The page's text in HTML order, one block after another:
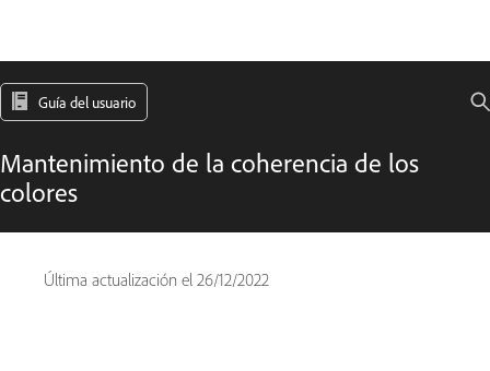
Guía del usuario
Mantenimiento de la coherencia de los
colores
Última actualización el 26/12/2022